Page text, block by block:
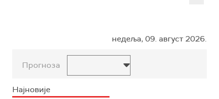
недеља, 09. август 2026.
Прогноза
Најновије